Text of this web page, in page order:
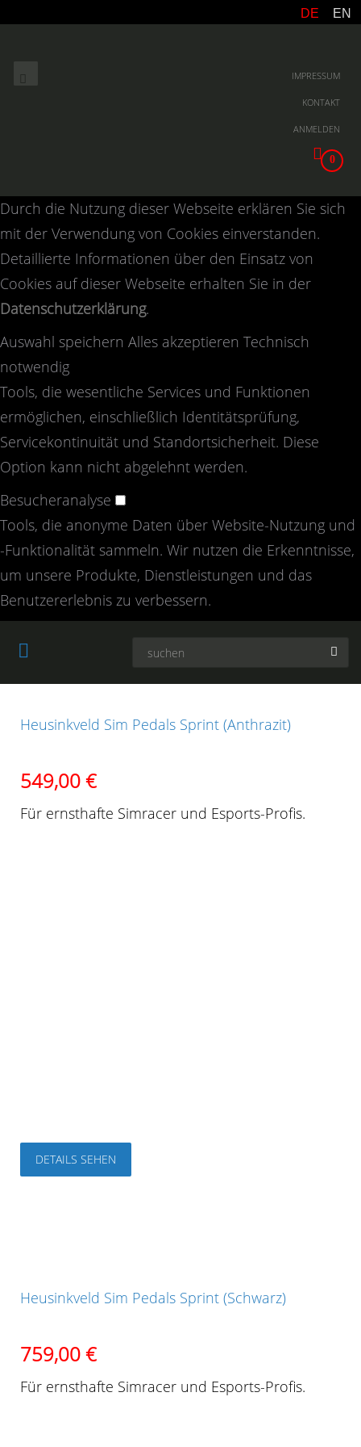
DE EN
IMPRESSUM
KONTAKT
ANMELDEN
0
Durch die Nutzung dieser Webseite erklären Sie sich
mit der Verwendung von Cookies einverstanden.
Detaillierte Informationen über den Einsatz von
Cookies auf dieser Webseite erhalten Sie in der
Datenschutzerklärung.
Auswahl speichern Alles akzeptieren Technisch
notwendig
Tools, die wesentliche Services und Funktionen
ermöglichen, einschließlich Identitätsprüfung,
Servicekontinuität und Standortsicherheit. Diese
Option kann nicht abgelehnt werden.
Besucheranalyse
Tools, die anonyme Daten über Website-Nutzung und
-Funktionalität sammeln. Wir nutzen die Erkenntnisse,
um unsere Produkte, Dienstleistungen und das
Benutzererlebnis zu verbessern.
Heusinkveld Sim Pedals Sprint (Anthrazit)
549,00€
Für ernsthafte Simracer und Esports-Profis.
DETAILS SEHEN
Heusinkveld Sim Pedals Sprint (Schwarz)
759,00€
Für ernsthafte Simracer und Esports-Profis.